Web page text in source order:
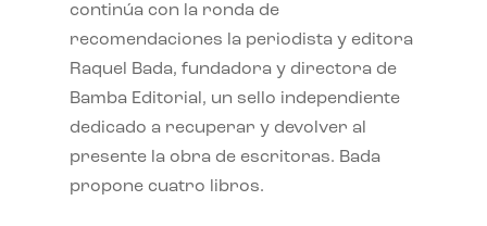
continúa con la ronda de
recomendaciones la periodista y editora
Raquel Bada, fundadora y directora de
Bamba Editorial, un sello independiente
dedicado a recuperar y devolver al
presente la obra de escritoras. Bada
propone cuatro libros.